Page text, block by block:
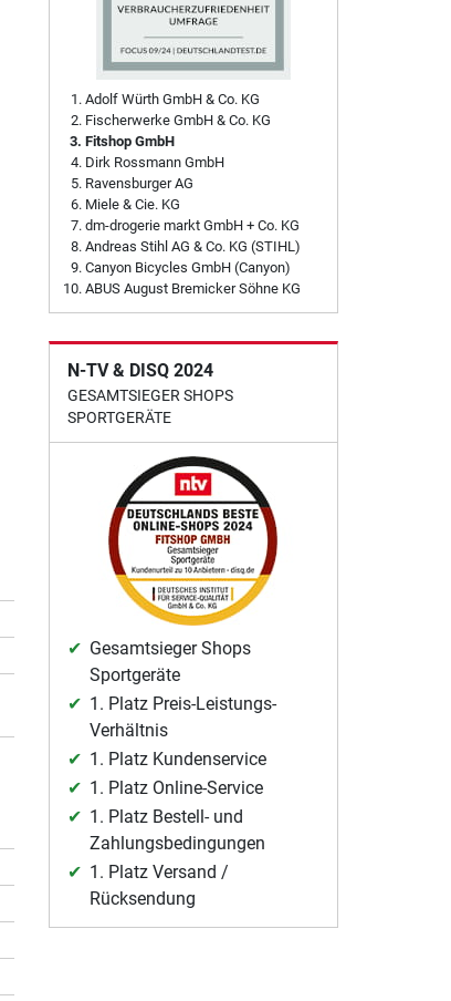
Adolf Würth GmbH & Co. KG
Fischerwerke GmbH & Co. KG
Fitshop GmbH
Dirk Rossmann GmbH
Ravensburger AG
Miele & Cie. KG
dm-drogerie markt GmbH + Co. KG
Andreas Stihl AG & Co. KG (STIHL)
Canyon Bicycles GmbH (Canyon)
ABUS August Bremicker Söhne KG
N-TV & DISQ 2024
GESAMTSIEGER SHOPS
SPORTGERÄTE
Gesamtsieger Shops
Sportgeräte
1. Platz Preis-Leistungs-
Verhältnis
1. Platz Kundenservice
1. Platz Online-Service
1. Platz Bestell- und
Zahlungsbedingungen
1. Platz Versand /
Rücksendung